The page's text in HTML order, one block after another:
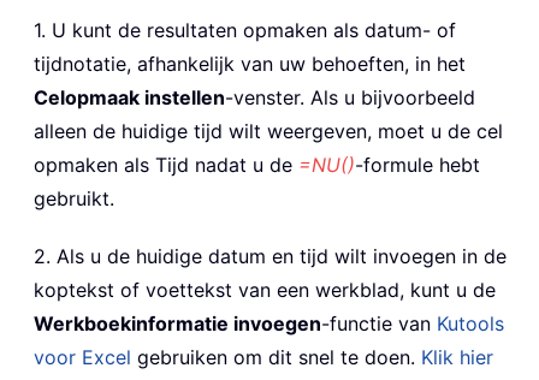
1. U kunt de resultaten opmaken als datum- of
tijdnotatie, afhankelijk van uw behoeften, in het
Celopmaak instellen-venster. Als u bijvoorbeeld
alleen de huidige tijd wilt weergeven, moet u de cel
opmaken als Tijd nadat u de =NU()-formule hebt
gebruikt.
2. Als u de huidige datum en tijd wilt invoegen in de
koptekst of voettekst van een werkblad, kunt u de
Werkboekinformatie invoegen-functie van Kutools
voor Excel gebruiken om dit snel te doen. Klik hier